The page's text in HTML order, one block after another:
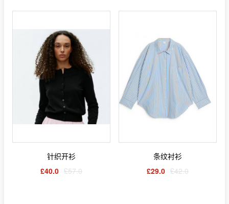
针织开衫
£40.0 £57.0
条纹衬衫
£29.0 £42.0